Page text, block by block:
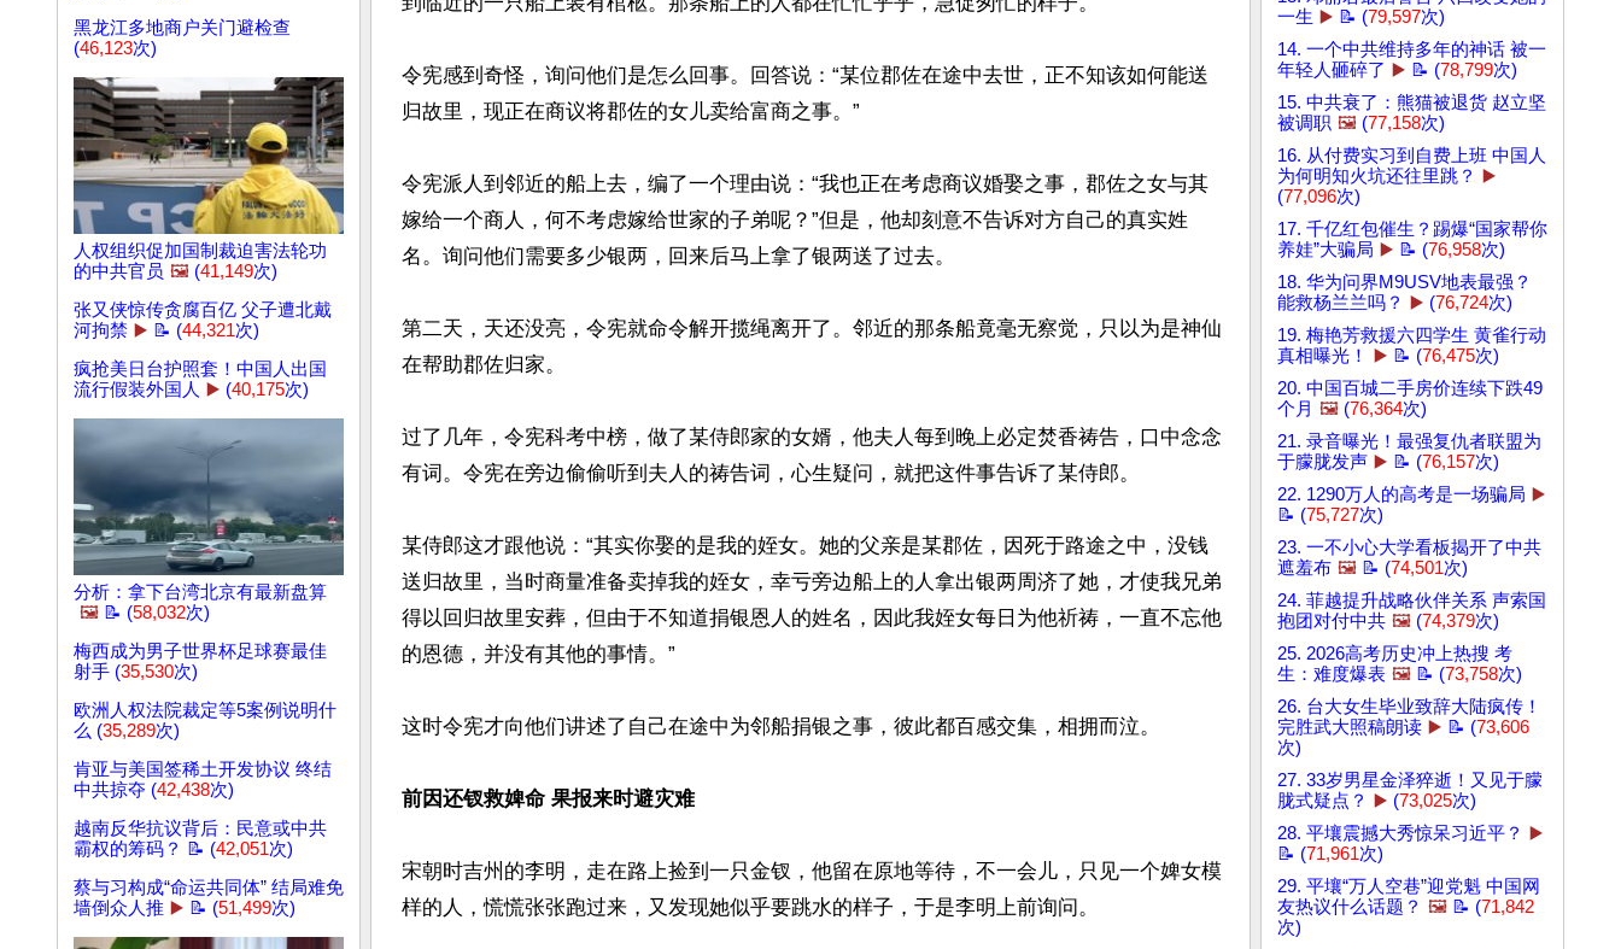
黑龙江多地商户关门避检查
(46,123次)
人权组织促加国制裁迫害法轮功
的中共官员 🖼️ (41,149次)
张又侠惊传贪腐百亿 父子遭北戴
河拘禁 ▶️ 📝 (44,321次)
疯抢美日台护照套！中国人出国
流行假装外国人 ▶️ (40,175次)
分析：拿下台湾北京有最新盘算
🖼️ 📝 (58,032次)
梅西成为男子世界杯足球赛最佳
射手 (35,530次)
欧洲人权法院裁定等5案例说明什
么 (35,289次)
肯亚与美国签稀土开发协议 终结
中共掠夺 (42,438次)
越南反华抗议背后：民意或中共
霸权的筹码？ 📝 (42,051次)
蔡与习构成“命运共同体” 结局难免
墙倒众人推 ▶️ 📝 (51,499次)
令宪感到奇怪，询问他们是怎么回事。回答说：“某位郡佐在途中去世，正不知该如何能送
归故里，现正在商议将郡佐的女儿卖给富商之事。”
令宪派人到邻近的船上去，编了一个理由说：“我也正在考虑商议婚娶之事，郡佐之女与其
嫁给一个商人，何不考虑嫁给世家的子弟呢？”但是，他却刻意不告诉对方自己的真实姓
名。询问他们需要多少银两，回来后马上拿了银两送了过去。
第二天，天还没亮，令宪就命令解开揽绳离开了。邻近的那条船竟毫无察觉，只以为是神仙
在帮助郡佐归家。
过了几年，令宪科考中榜，做了某侍郎家的女婿，他夫人每到晚上必定焚香祷告，口中念念
有词。令宪在旁边偷偷听到夫人的祷告词，心生疑问，就把这件事告诉了某侍郎。
某侍郎这才跟他说：“其实你娶的是我的姪女。她的父亲是某郡佐，因死于路途之中，没钱
送归故里，当时商量准备卖掉我的姪女，幸亏旁边船上的人拿出银两周济了她，才使我兄弟
得以回归故里安葬，但由于不知道捐银恩人的姓名，因此我姪女每日为他祈祷，一直不忘他
的恩德，并没有其他的事情。”
这时令宪才向他们讲述了自己在途中为邻船捐银之事，彼此都百感交集，相拥而泣。
前因还钗救婢命 果报来时避灾难
宋朝时吉州的李明，走在路上捡到一只金钗，他留在原地等待，不一会儿，只见一个婢女模
样的人，慌慌张张跑过来，又发现她似乎要跳水的样子，于是李明上前询问。
一生 ▶️ 📝 (79,597次)
14. 一个中共维持多年的神话 被一
年轻人砸碎了 ▶️ 📝 (78,799次)
15. 中共衰了：熊猫被退货 赵立坚
被调职 🖼️ (77,158次)
16. 从付费实习到自费上班 中国人
为何明知火坑还往里跳？
▶️
(77,096次)
17. 千亿红包催生？踢爆“国家帮你
养娃”大骗局 ▶️ 📝 (76,958次)
18. 华为问界M9USV地表最强？
能救杨兰兰吗？
▶️ (76,724次)
19. 梅艳芳救援六四学生 黄雀行动
真相曝光！
▶️ 📝 (76,475次)
20. 中国百城二手房价连续下跌49
个月 🖼️ (76,364次)
21. 录音曝光！最强复仇者联盟为
于朦胧发声 ▶️ 📝 (76,157次)
22. 1290万人的高考是一场骗局 ▶️
📝 (75,727次)
23. 一不小心大学看板揭开了中共
遮羞布 🖼️ 📝 (74,501次)
24. 菲越提升战略伙伴关系 声索国
抱团对付中共 🖼️ (74,379次)
25. 2026高考历史冲上热搜 考
生：难度爆表 🖼️ 📝 (73,758次)
26. 台大女生毕业致辞大陆疯传！
完胜武大照稿朗读 ▶️ 📝 (73,606
次)
27. 33岁男星金泽猝逝！又见于朦
胧式疑点？
▶️ (73,025次)
28. 平壤震撼大秀惊呆习近平？
▶️
📝 (71,961次)
29. 平壤“万人空巷”迎党魁 中国网
友热议什么话题？ 🖼️ 📝 (71,842
次)